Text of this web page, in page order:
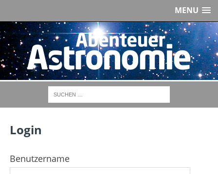
MENU
Login
Benutzername